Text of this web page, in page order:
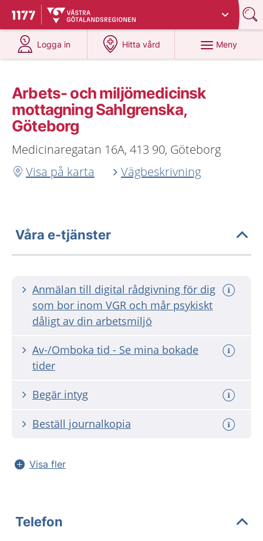
Till startsidan för 1177
Du har valt region
Logga in
på 1177.se
Hitta vård
på 1177.se
Meny
Arbets- och miljömedicinsk
mottagning Sahlgrenska,
Göteborg
Medicinaregatan 16A, 413 90, Göteborg
Visa på karta
Vägbeskrivning
Våra e-tjänster
Anmälan till digital rådgivning för dig
som bor inom VGR och mår psykiskt
dåligt av din arbetsmiljö
Av-/Omboka tid - Se mina bokade
tider
Begär intyg
Beställ journalkopia
Visa fler
Telefon